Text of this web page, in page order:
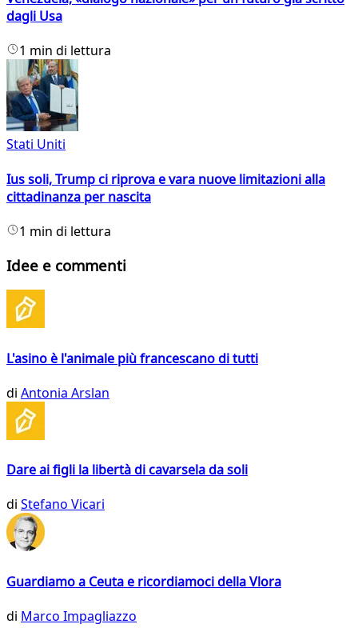
dagli Usa
1 min di lettura
Stati Uniti
Ius soli, Trump ci riprova e vara nuove limitazioni alla
cittadinanza per nascita
1 min di lettura
Idee e commenti
L'asino è l'animale più francescano di tutti
di Antonia Arslan
Dare ai figli la libertà di cavarsela da soli
di Stefano Vicari
Guardiamo a Ceuta e ricordiamoci della Vlora
di Marco Impagliazzo